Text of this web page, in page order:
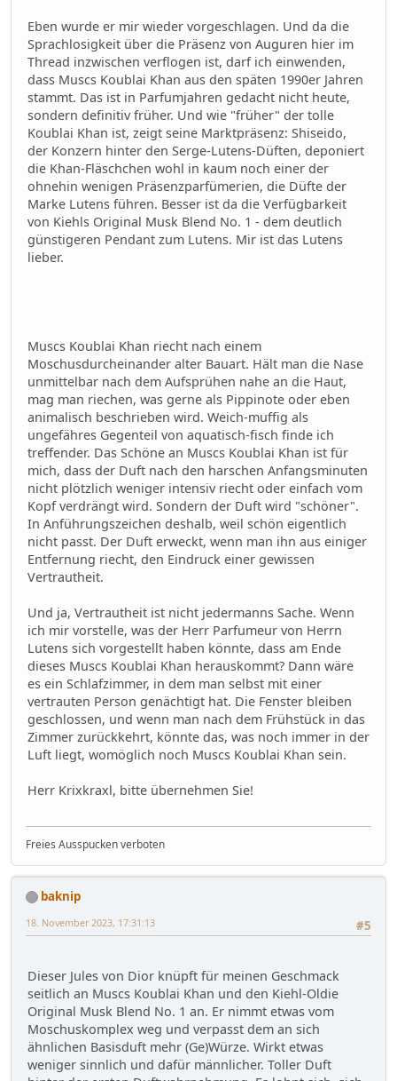
Eben wurde er mir wieder vorgeschlagen. Und da die
Sprachlosigkeit über die Präsenz von Auguren hier im
Thread inzwischen verflogen ist, darf ich einwenden,
dass Muscs Koublai Khan aus den späten 1990er Jahren
stammt. Das ist in Parfumjahren gedacht nicht heute,
sondern definitiv früher. Und wie "früher" der tolle
Koublai Khan ist, zeigt seine Marktpräsenz: Shiseido,
der Konzern hinter den Serge-Lutens-Düften, deponiert
die Khan-Fläschchen wohl in kaum noch einer der
ohnehin wenigen Präsenzparfümerien, die Düfte der
Marke Lutens führen. Besser ist da die Verfügbarkeit
von Kiehls Original Musk Blend No. 1 - dem deutlich
günstigeren Pendant zum Lutens. Mir ist das Lutens
lieber.
Muscs Koublai Khan riecht nach einem
Moschusdurcheinander alter Bauart. Hält man die Nase
unmittelbar nach dem Aufsprühen nahe an die Haut,
mag man riechen, was gerne als Pippinote oder eben
animalisch beschrieben wird. Weich-muffig als
ungefähres Gegenteil von aquatisch-fisch finde ich
treffender. Das Schöne an Muscs Koublai Khan ist für
mich, dass der Duft nach den harschen Anfangsminuten
nicht plötzlich weniger intensiv riecht oder einfach vom
Kopf verdrängt wird. Sondern der Duft wird "schöner".
In Anführungszeichen deshalb, weil schön eigentlich
nicht passt. Der Duft erweckt, wenn man ihn aus einiger
Entfernung riecht, den Eindruck einer gewissen
Vertrautheit.
Und ja, Vertrautheit ist nicht jedermanns Sache. Wenn
ich mir vorstelle, was der Herr Parfumeur von Herrn
Lutens sich vorgestellt haben könnte, dass am Ende
dieses Muscs Koublai Khan herauskommt? Dann wäre
es ein Schlafzimmer, in dem man selbst mit einer
vertrauten Person genächtigt hat. Die Fenster bleiben
geschlossen, und wenn man nach dem Frühstück in das
Zimmer zurückkehrt, könnte das, was noch immer in der
Luft liegt, womöglich noch Muscs Koublai Khan sein.
Herr Krixkraxl, bitte übernehmen Sie!
Freies Ausspucken verboten
baknip
#5
18. November 2023, 17:31:13
Dieser Jules von Dior knüpft für meinen Geschmack
seitlich an Muscs Koublai Khan und den Kiehl-Oldie
Original Musk Blend No. 1 an. Er nimmt etwas vom
Moschuskomplex weg und verpasst dem an sich
ähnlichen Basisduft mehr (Ge)Würze. Wirkt etwas
weniger sinnlich und dafür männlicher. Toller Duft